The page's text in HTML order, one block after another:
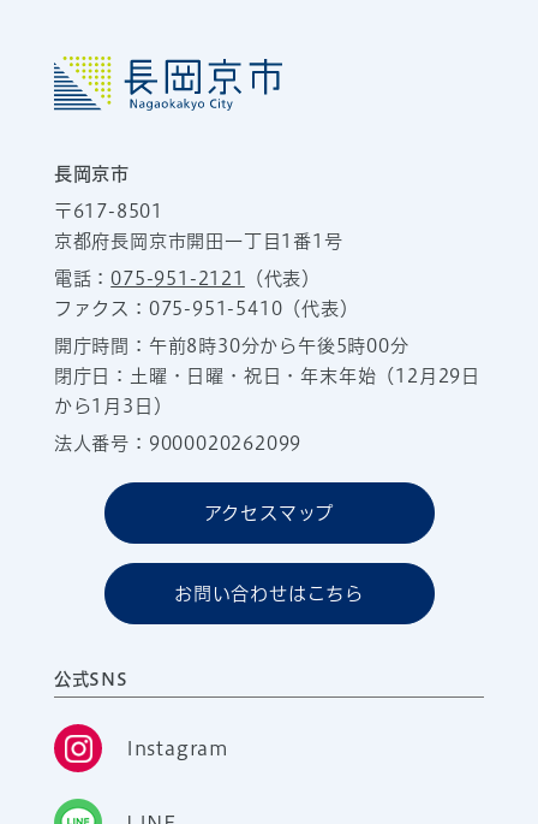
長岡京市
〒617-8501
京都府長岡京市開田一丁目1番1号
電話：075-951-2121
（代表）
ファクス：075-951-5410（代表）
開庁時間：午前8時30分から午後5時00分
閉庁日：土曜・日曜・祝日・年末年始（12月29日
から1月3日）
法人番号：9000020262099
アクセスマップ
お問い合わせはこちら
公式SNS
Instagram